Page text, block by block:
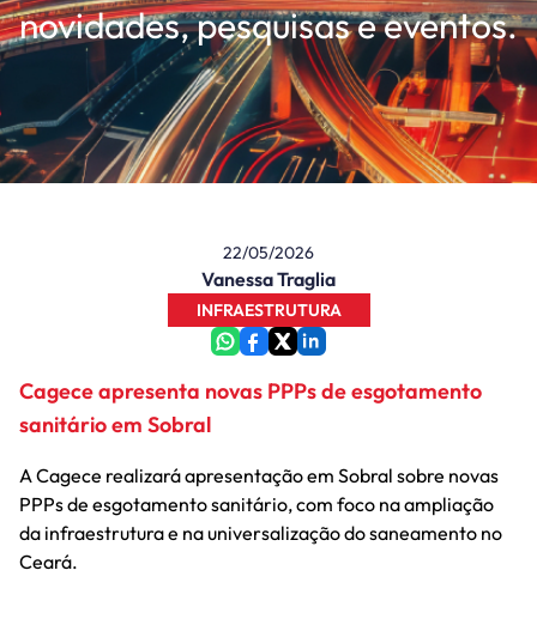
novidades, pesquisas e eventos.
22/05/2026
Vanessa Traglia
INFRAESTRUTURA
Cagece apresenta novas PPPs de esgotamento
sanitário em Sobral
A Cagece realizará apresentação em Sobral sobre novas
PPPs de esgotamento sanitário, com foco na ampliação
da infraestrutura e na universalização do saneamento no
Ceará.